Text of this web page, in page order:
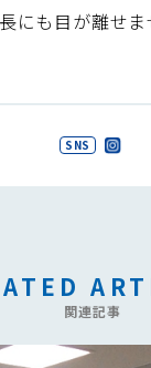
にも目が離せ
SNS
関連記事